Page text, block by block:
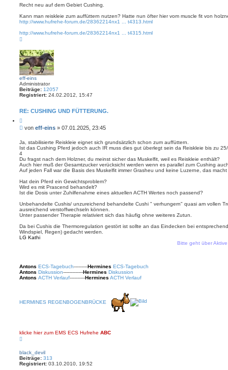
h
e
e
n
i
r
a
g
Recht neu auf dem Gebiet Cushing.
Kann man reiskleie zum auffüttern nutzen? Hatte nun öfter hier vom muscle fit von
http://www.hufrehe-forum.de/28362214nx1 ... t4313.html
http://www.hufrehe-forum.de/28362214nx1 ... t4315.html
c
h
o
b
e
n
eff-eins
Administrator
Beiträge: 12057
Registriert: 24.02.2012, 15:47
RE: CUSHING UND FÜTTERUNG.
i
t
e
r
n
B
i
t
a
g
von eff-eins » 07.01.2025, 23:45
Ja, stabilisierte Reiskleie eignet sich grundsätzlich schon zum auffüttern.
Ist das Cushing Pferd jedoch auch IR muss dies gut überlegt sein da Reiskleie bis zu
4
Du fragst nach dem Holzner, du meinst sicher das Muskelfit, weil es Reiskleie enthält?
Auch hier muß der Gesamtzucker verücksicht werden wenn es parallel zum Cushing
Auf jeden Fall war die Basis des Muskelfit immer Grasheu und keine Luzerne, das
Hat dein Pferd ein Gewichtsproblem?
Wird es mit Prascend behandelt?
Ist die Dosis unter Zuhilfenahme eines aktuellen ACTH Wertes noch passend?
Unbehandelte Cushis/ unzureichend behandelte Cushi " verhungern" quasi am vollen
ausreichend verstoffwechseln können.
Unter passender Therapie relativiert sich das häufig ohne weiteres Zutun.
Da bei Cushis die Thermoregulation gestört ist sollte an das Eindecken bei
Windspiel, Regen) gedacht werden.
LG Kathi
Bitte geht über Aktive
Antons ECS-Tagebuch---------Hermines ECS-Tagebuch
Antons Diskussion-------------Hermines Diskussion
Antons ACTH Verlauf----------Hermines ACTH Verlauf
HERMINES REGENBOGENBRÜCKE
klicke hier zum EMS ECS Hufrehe ABC
h
o
b
black_devil
Beiträge: 313
Registriert: 03.10.2010, 19:52